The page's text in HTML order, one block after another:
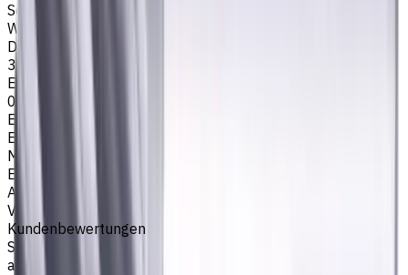
Schafttyp
Weldon Schaft
Drallwinkel
35/38
Eckenradius, mm
0.5
Easycut Serie
EM311
Marke
EASYCUT
Artikeltyp
VHM Schaftfräsern
Kundenbewertungen
Sie müssen eingeloggt sein, um eine Bewertung
abzugeben.